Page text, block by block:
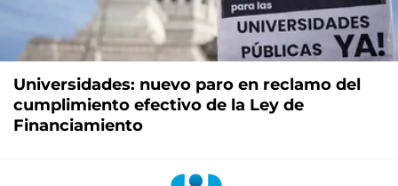
Universidades: nuevo paro en reclamo del
cumplimiento efectivo de la Ley de
Financiamiento